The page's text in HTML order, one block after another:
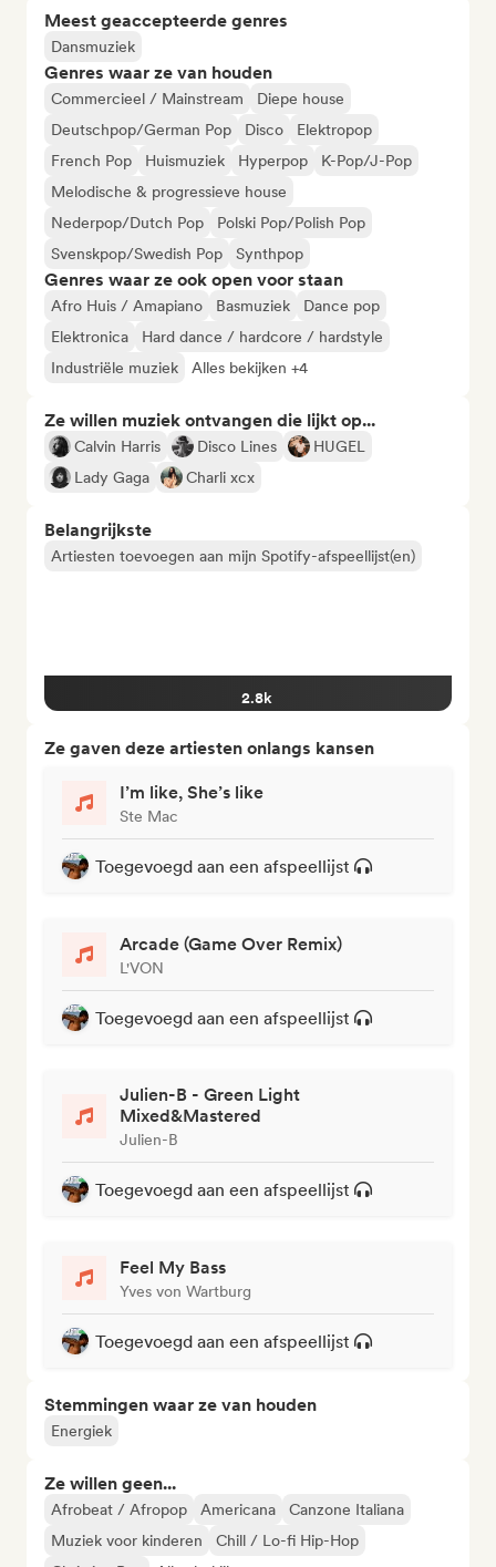
Meest geaccepteerde genres
Dansmuziek
Genres waar ze van houden
Commercieel / Mainstream
Diepe house
Deutschpop/German Pop
Disco
Elektropop
French Pop
Huismuziek Hyperpop
K-Pop/J-Pop
Melodische & progressieve house
Nederpop/Dutch Pop
Polski Pop/Polish Pop
Svenskpop/Swedish Pop
Synthpop
Genres waar ze ook open voor staan
Afro Huis / Amapiano Basmuziek
Dance pop
Elektronica
Hard dance / hardcore / hardstyle
Industriële muziek
Alles bekijken +4
Ze willen muziek ontvangen die lijkt op...
Calvin Harris Disco Lines
HUGEL
Lady Gaga
Charli xcx
Belangrijkste
Artiesten toevoegen aan mijn Spotify-afspeellijst(en)
2.8k
Ze gaven deze artiesten onlangs kansen
I’m like, She’s like
Ste Mac
Toegevoegd aan een afspeellijst
Arcade (Game Over Remix)
L'VON
Toegevoegd aan een afspeellijst
Julien-B - Green Light
Mixed&Mastered
Julien-B
Toegevoegd aan een afspeellijst
Feel My Bass
Yves von Wartburg
Toegevoegd aan een afspeellijst
Stemmingen waar ze van houden
Energiek
Ze willen geen...
Afrobeat / Afropop Americana
Canzone Italiana
Muziek voor kinderen
Chill / Lo-fi Hip-Hop